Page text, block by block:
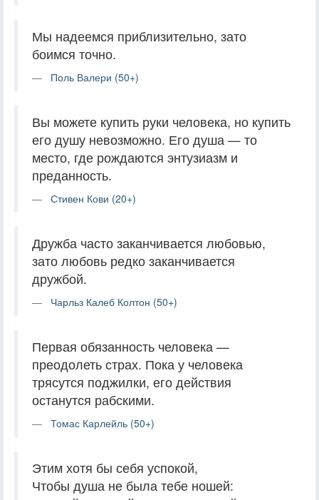
Мы надеемся приблизительно, зато
боимся точно.
Поль Валери (50+)
Вы можете купить руки человека, но купить
его душу невозможно. Его душа — то
место, где рождаются энтузиазм и
преданность.
Стивен Кови (20+)
Дружба часто заканчивается любовью,
зато любовь редко заканчивается
дружбой.
Чарльз Калеб Колтон (50+)
Первая обязанность человека —
преодолеть страх. Пока у человека
трясутся поджилки, его действия
останутся рабскими.
Томас Карлейль (50+)
Этим хотя бы себя успокой,
Чтобы душа не была тебе ношей: